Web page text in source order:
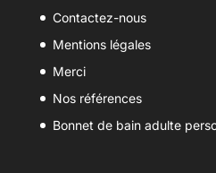
Contactez-nous
Mentions légales
Merci
Nos références
Bonnet de bain adulte